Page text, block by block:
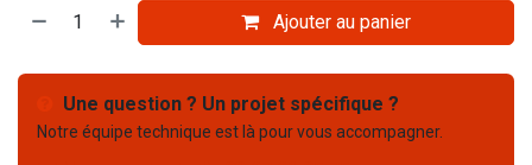
Ajouter au panier
Une question ? Un projet spécifique ?
Notre équipe technique est là pour vous accompagner.